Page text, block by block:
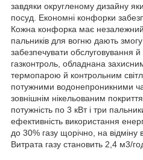
завдяки округленому дизайну
посуд. Економні конфорки
Кожна конфорка має незалежний
пальників для вогню дають
забезпечувати обслуговування
газконтроль, обладнана
термопарою й контрольним
потужними водонепроникними
зовнішнім нікельованим
потужність по 3 кВт і три
ефективність використання
до 30% газу щорічно, на відміну
Витрата газу становить 2,4 м3/